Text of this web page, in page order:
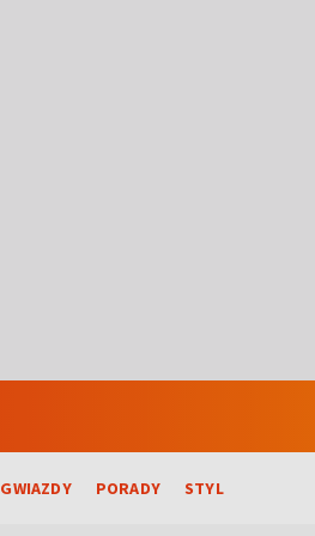
GWIAZDY PORADY STYL